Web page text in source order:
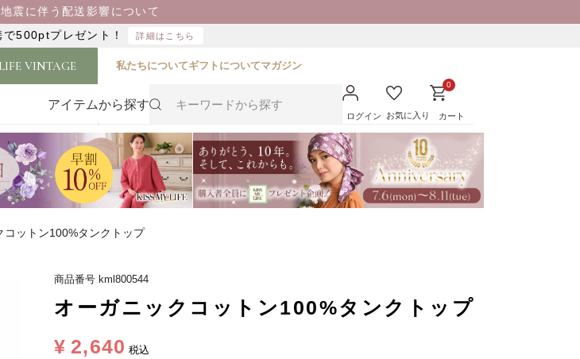
震に伴う配送影響について
500ptプレゼント！
詳細はこちら
VINTAGE 私たちについてギフトについてマガジン
アイテムから探す
ログイン お気に入り
0
カート
コットン100%タンクトップ
商品番号 kml800544
オーガニックコットン100%タンクトップ
¥ 2,640 税込